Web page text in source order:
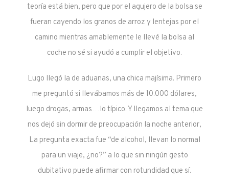
teoría está bien, pero que por el agujero de la bolsa se
fueran cayendo los granos de arroz y lentejas por el
camino mientras amablemente le llevé la bolsa al
coche no sé si ayudó a cumplir el objetivo.
Lugo llegó la de aduanas, una chica majísima. Primero
me preguntó si llevábamos más de 10.000 dólares,
luego drogas, armas…lo típico. Y llegamos al tema que
nos dejó sin dormir de preocupación la noche anterior,
La pregunta exacta fue “de alcohol, llevan lo normal
para un viaje, ¿no?” a lo que sin ningún gesto
dubitativo puede afirmar con rotundidad que sí.